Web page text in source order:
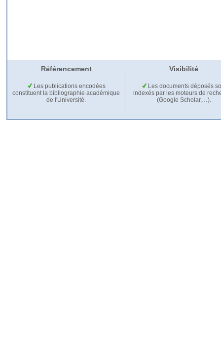
Référencement Visibilité
Les publications encodées
constituent la bibliographie académique
de l'Université.
Les documents déposés
indexés par les moteurs de
(Google Scholar,…).